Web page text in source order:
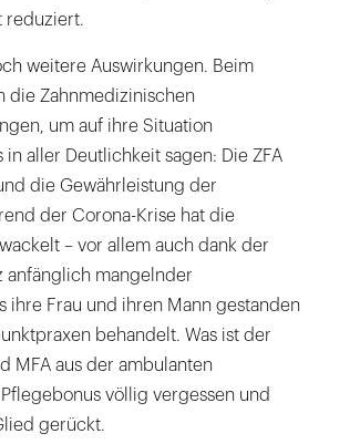
reduziert.
weitere Auswirkungen. Beim
die Zahnmedizinischen
um auf ihre Situation
aller Deutlichkeit sagen: Die ZFA
die Gewährleistung der
der Corona-Krise hat die
– vor allem auch dank der
anfänglich mangelnder
ihre Frau und ihren Mann gestanden
behandelt. Was ist der
MFA aus der ambulanten
völlig vergessen und
gerückt.